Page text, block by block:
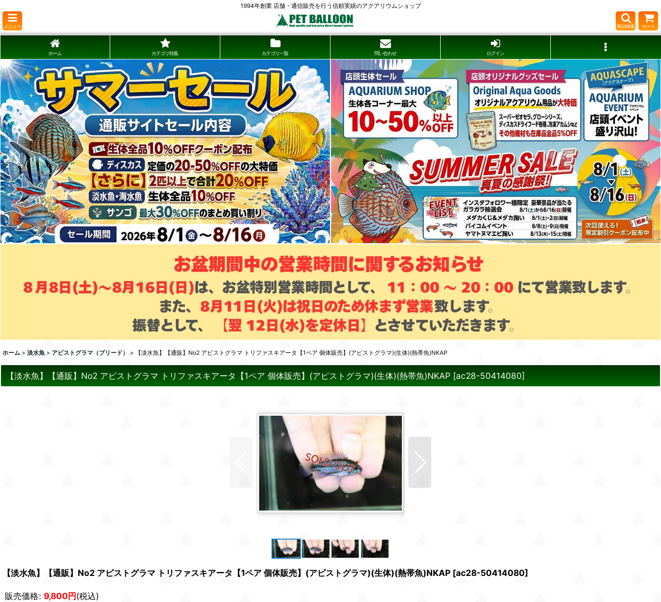
1994年創業 店舗・通信販売を行う信頼実績のアクアリウムショップ
メニュー 商品検索 カート
ホーム カテゴリ特集 カテゴリ一覧 問い合わせ ログイン
ホーム > 淡水魚 > アピストグラマ（ブリード） > 【淡水魚】【通販】No2 アピストグラマ トリファスキアータ【1ペア 個体販売】(アピストグラマ)(生体)(熱帯魚)NKAP
【淡水魚】【通販】No2 アピストグラマ トリファスキアータ【1ペア 個体販売】(アピストグラマ)(生体)(熱帯魚)NKAP [ac28-50414080]
【淡水魚】【通販】No2 アピストグラマ トリファスキアータ【1ペア 個体販売】(アピストグラマ)(生体)(熱帯魚)NKAP [ac28-50414080]
販売価格: 9,800円(税込)